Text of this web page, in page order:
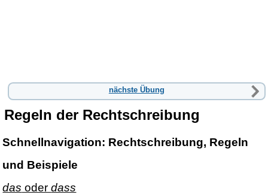
nächste Übung
Regeln der Rechtschreibung
Schnellnavigation: Rechtschreibung, Regeln
und Beispiele
das oderdass